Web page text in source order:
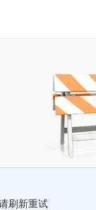
刷新重试